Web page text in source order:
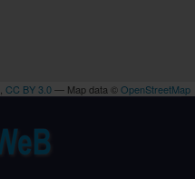
CC BY 3.0— Map data © OpenStreetMap